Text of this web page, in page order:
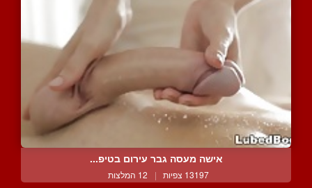
אישה מעסה גבר עירום בטיפ...
13197 צפיות | 12 המלצות